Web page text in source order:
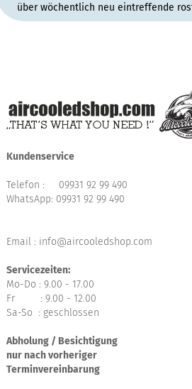
über wöchentlich neu eintreffende
Kundenservice
Telefon : 09931 92 99 490
WhatsApp: 09931 92 99 490
Email : info@aircooledshop.com
Servicezeiten:
Mo-Do : 9.00 - 17.00
Fr : 9.00 - 12.00
Sa-So : geschlossen
Abholung / Besichtigung
nur nach vorheriger
Terminvereinbarung